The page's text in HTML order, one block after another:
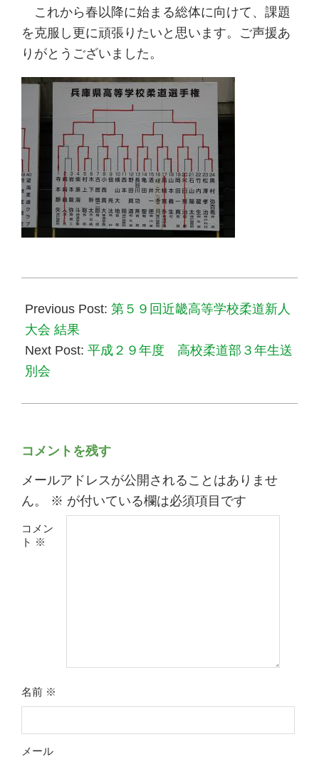
これから春以降に始まる総体に向けて、課題
を克服し更に頑張りたいと思います。ご声援あ
りがとうございました。
02-
12
Previous Post: 第５９回近畿高等学校柔道新人
大会 結果
Next Post: 平成２９年度 高校柔道部３年生送
別会
コメントを残す
メールアドレスが公開されることはありませ
ん。
※ が付いている欄は必須項目です
コメン
ト ※
名前 ※
メール